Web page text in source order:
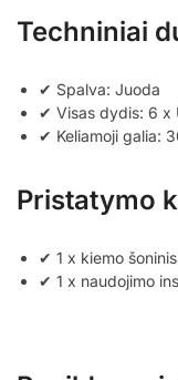
Techniniai
✔ Spalva: Juoda
✔ Visas dydis: 6 x
✔ Keliamoji galia:
Pristatymo
✔ 1 x kiemo
✔ 1 x naudojimo